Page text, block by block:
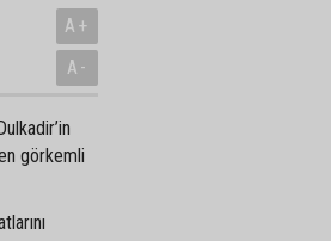
A+
A-
görkemli